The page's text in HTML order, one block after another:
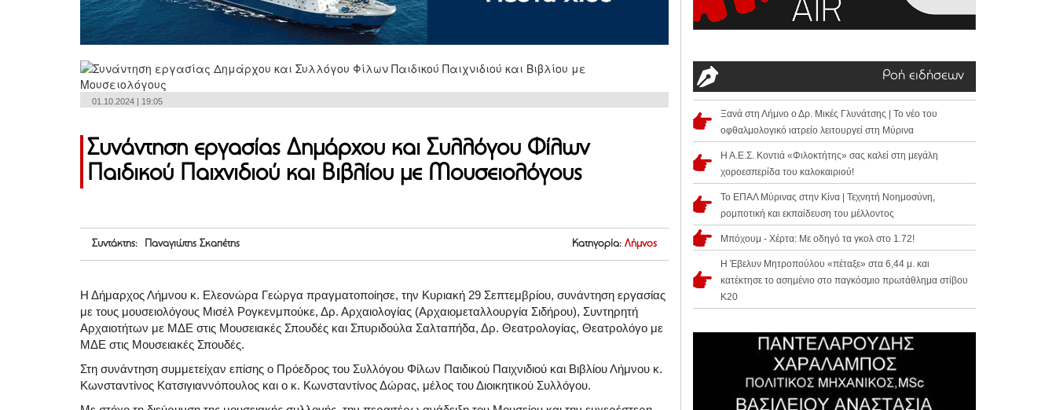
01.10.2024 | 19:05
Συνάντηση εργασίας Δημάρχου και Συλλόγου Φίλων
Παιδικού Παιχνιδιού και Βιβλίου με Μουσειολόγους
Συντάκτης: Παναγιώτης Σκαπέτης Κατηγορία: Λήμνος
Η Δήμαρχος Λήμνου κ. Ελεονώρα Γεώργα πραγματοποίησε, την Κυριακή 29 Σεπτεμβρίου, συνάντηση εργασίας
με τους μουσειολόγους Μισέλ Ρογκενμπούκε, Δρ. Αρχαιολογίας (Αρχαιομεταλλουργία Σιδήρου), Συντηρητή
Αρχαιοτήτων με ΜΔΕ στις Μουσειακές Σπουδές και Σπυριδούλα Σαλταπήδα, Δρ. Θεατρολογίας, Θεατρολόγο με
ΜΔΕ στις Μουσειακές Σπουδές.
Στη συνάντηση συμμετείχαν επίσης ο Πρόεδρος του Συλλόγου Φίλων Παιδικού Παιχνιδιού και Βιβλίου Λήμνου κ.
Κωνσταντίνος Κατσιγιαννόπουλος και ο κ. Κωνσταντίνος Δώρας, μέλος του Διοικητικού Συλλόγου.
Ροή ειδήσεων
Ξανά στη Λήμνο ο Δρ. Μικές Γλυνάτσης | Το νέο του
οφθαλμολογικό ιατρείο λειτουργεί στη Μύρινα
Η Α.Ε.Σ. Κοντιά «Φιλοκτήτης» σας καλεί στη μεγάλη
χοροεσπερίδα του καλοκαιριού!
Το ΕΠΑΛ Μύρινας στην Κίνα | Τεχνητή Νοημοσύνη,
ρομποτική και εκπαίδευση του μέλλοντος
Μπόχουμ - Χέρτα: Με οδηγό τα γκολ στο 1.72!
Η Έβελυν Μητροπούλου «πέταξε» στα 6,44 μ. και
κατέκτησε το ασημένιο στο παγκόσμιο πρωτάθλημα στίβου
Κ20